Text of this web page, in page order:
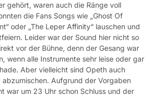
gehört, waren auch die Ränge voll
die Fans Songs wie „Ghost Of
oder „The Leper Affinity“ lauschen und
Leider war der Sound hier nicht so
vor der Bühne, denn der Gesang war
wenn alle Instrumente sehr leise oder gar
Aber vielleicht sind Opeth auch
Aufgrund der Vorgaben
war um 23 Uhr schon Schluss und der